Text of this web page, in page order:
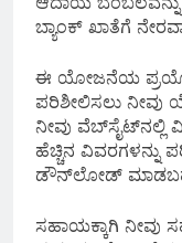
ಬ್ಯಾಂಕ್ ಖಾತೆಗೆ
ಈ ಯೋಜನೆಯ
ಪರಿಶೀಲಿಸಲು
ನೀವು ವೆಬ್‌ಸೈಟ್‌ನಲ್ಲಿ
ಹೆಚ್ಚಿನ ವಿವರಗಳನ್ನು
ಡೌನ್‌ಲೋಡ್
ಸಹಾಯಕ್ಕಾಗಿ ನೀವು